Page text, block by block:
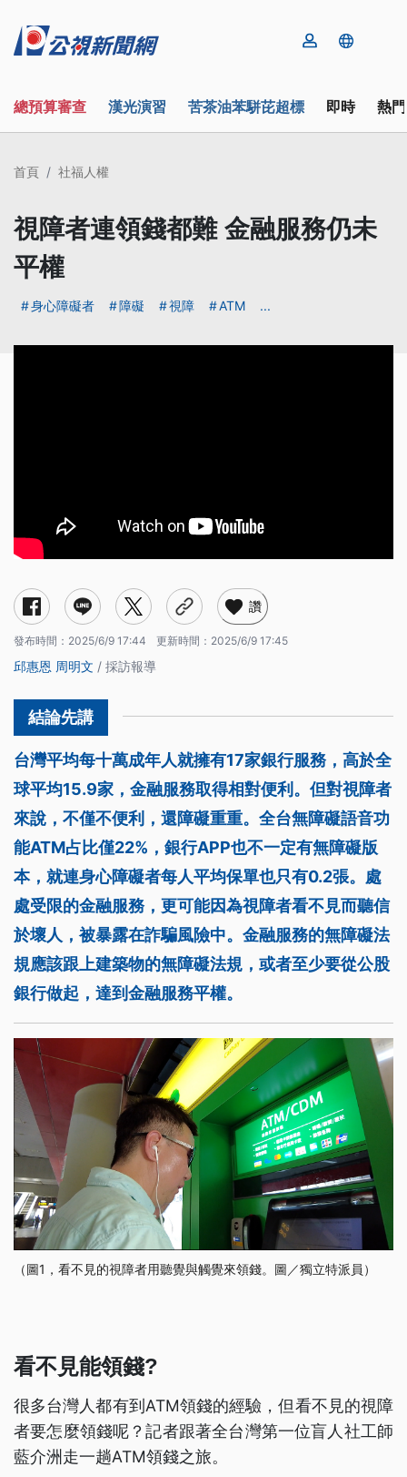
總預算審查 漢光演習 苦茶油苯駢芘超標 即時 熱
首頁 社福人權
視障者連領錢都難 金融服務仍未
平權
身心障礙者 障礙 視障 ATM ...
讚
發布時間： 2025/6/9 17:44 更新時間： 2025/6/9 17:45
邱惠恩 周明文 / 採訪報導
台灣平均每十萬成年人就擁有17家銀行服務，高於全
球平均15.9家，金融服務取得相對便利。但對視障者
來說，不僅不便利，還障礙重重。全台無障礙語音功
能ATM占比僅22%，銀行APP也不一定有無障礙版
本，就連身心障礙者每人平均保單也只有0.2張。處
處受限的金融服務，更可能因為視障者看不見而聽信
於壞人，被暴露在詐騙風險中。金融服務的無障礙法
規應該跟上建築物的無障礙法規，或者至少要從公股
銀行做起，達到金融服務平權。
（圖1，看不見的視障者用聽覺與觸覺來領錢。圖／獨立特派員）
看不見能領錢?
很多台灣人都有到ATM領錢的經驗，但看不見的視障
者要怎麼領錢呢？記者跟著全台灣第一位盲人社工師
藍介洲走一趟ATM領錢之旅。